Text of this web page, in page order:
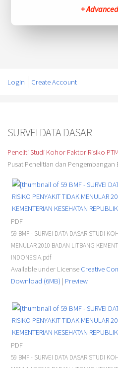
+
Login Create Account
SURVEI DATA DASAR
Peneliti Studi Kohor Faktor Risiko
Pusat Penelitian dan Pengembangan
PDF
59 BMF - SURVEI DATA DASAR STUDI
MENULAR 2010 BADAN LITBANG
INDONESIA.pdf
Available under License Creative
Download (6MB) | Preview
PDF
59 BMF - SURVEI DATA DASAR STUDI